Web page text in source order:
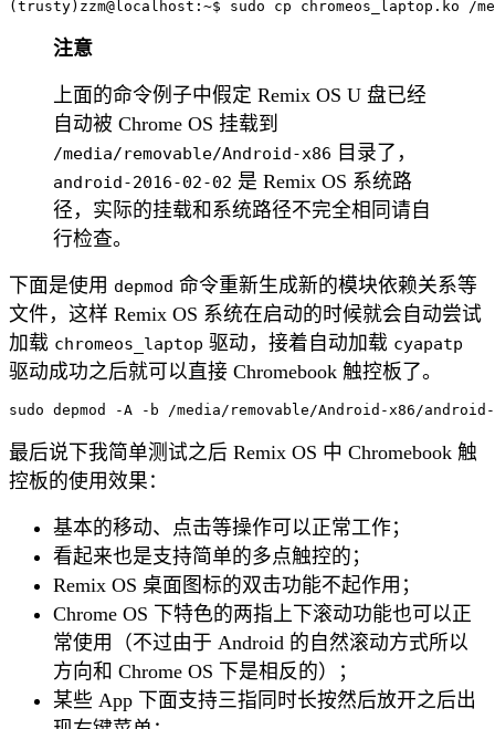
注意
上面的命令例子中假定 Remix OS U 盘已经
自动被 Chrome OS 挂载到
/media/removable/Android-x86 目录了，
android-2016-02-02 是 Remix OS 系统路
径，实际的挂载和系统路径不完全相同请自
行检查。
下面是使用 depmod 命令重新生成新的模块依赖关系等
文件，这样 Remix OS 系统在启动的时候就会自动尝试
加载 chromeos_laptop 驱动，接着自动加载 cyapatp
驱动成功之后就可以直接 Chromebook 触控板了。
最后说下我简单测试之后 Remix OS 中 Chromebook 触
控板的使用效果：
基本的移动、点击等操作可以正常工作；
看起来也是支持简单的多点触控的；
Remix OS 桌面图标的双击功能不起作用；
Chrome OS 下特色的两指上下滚动功能也可以正
常使用（不过由于 Android 的自然滚动方式所以
方向和 Chrome OS 下是相反的）；
某些 App 下面支持三指同时长按然后放开之后出